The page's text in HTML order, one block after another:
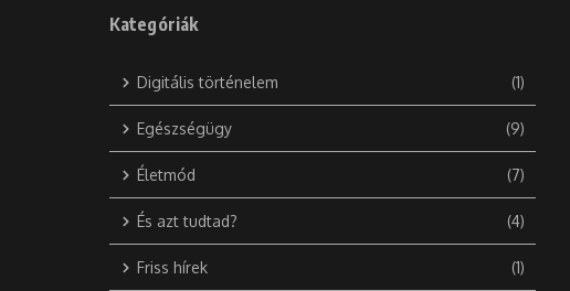
Kategóriák
Digitális történelem (1)
Egészségügy (9)
Életmód (7)
És azt tudtad? (4)
Friss hírek (1)